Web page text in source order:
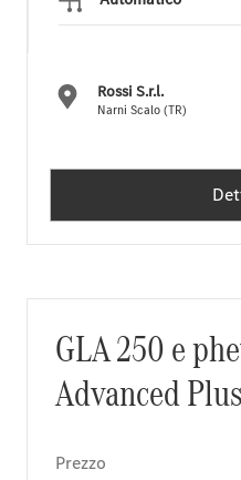
Rossi S.r.l.
Narni Scalo (TR)
GLA 250 e
Advanced
Prezzo